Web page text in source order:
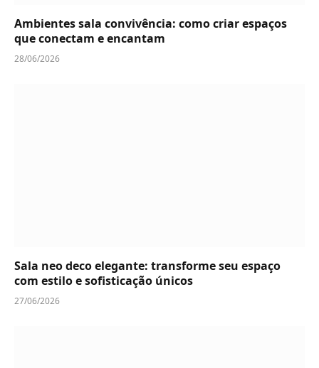
Ambientes sala convivência: como criar espaços
que conectam e encantam
28/06/2026
Sala neo deco elegante: transforme seu espaço
com estilo e sofisticação únicos
27/06/2026